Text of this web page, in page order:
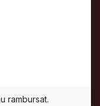
rambursat.